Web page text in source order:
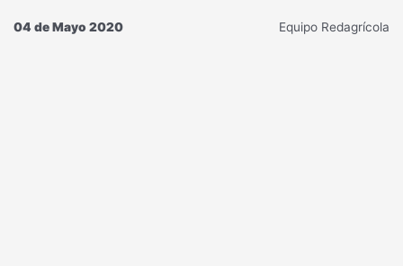
04 de Mayo 2020 Equipo Redagrícola